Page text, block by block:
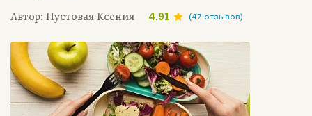
Автор: Пустовая Ксения 4.91 (47 отзывов)